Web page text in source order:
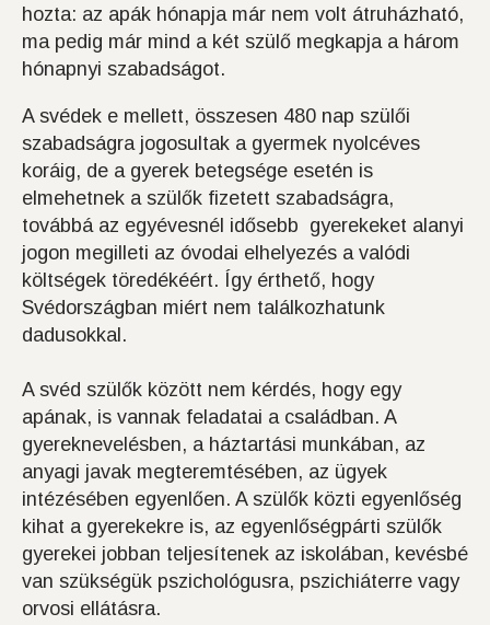
hozta: az apák hónapja már nem volt átruházható,
ma pedig már mind a két szülő megkapja a három
hónapnyi szabadságot.
A svédek e mellett, összesen 480 nap szülői
szabadságra jogosultak a gyermek nyolcéves
koráig, de a gyerek betegsége esetén is
elmehetnek a szülők fizetett szabadságra,
továbbá az egyévesnél idősebb gyerekeket alanyi
jogon megilleti az óvodai elhelyezés a valódi
költségek töredékéért. Így érthető, hogy
Svédországban miért nem találkozhatunk
dadusokkal.
A svéd szülők között nem kérdés, hogy egy
apának, is vannak feladatai a családban. A
gyereknevelésben, a háztartási munkában, az
anyagi javak megteremtésében, az ügyek
intézésében egyenlően. A szülők közti egyenlőség
kihat a gyerekekre is, az egyenlőségpárti szülők
gyerekei jobban teljesítenek az iskolában, kevésbé
van szükségük pszichológusra, pszichiáterre vagy
orvosi ellátásra.